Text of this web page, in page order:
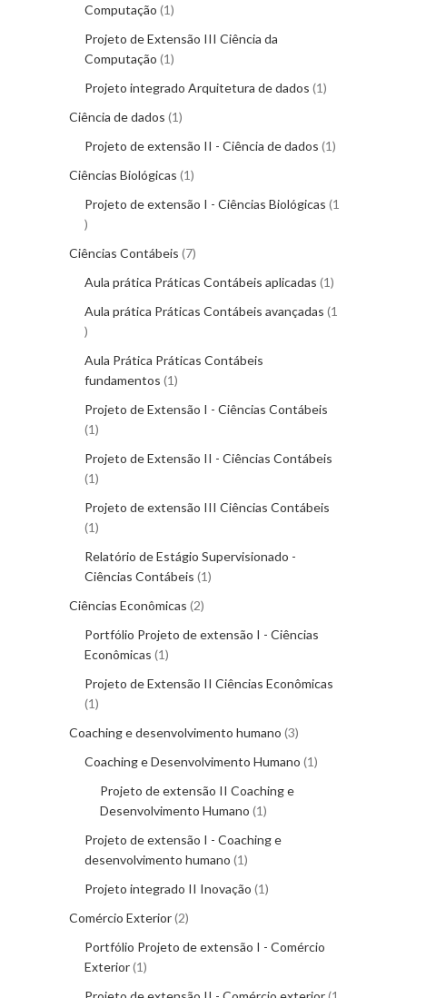
Computação 1
Projeto de Extensão III Ciência da
Computação 1
Projeto integrado Arquitetura de dados 1
Ciência de dados 1
Projeto de extensão II - Ciência de dados 1
Ciências Biológicas 1
Projeto de extensão I - Ciências Biológicas 1
Ciências Contábeis 7
Aula prática Práticas Contábeis aplicadas 1
Aula prática Práticas Contábeis avançadas 1
Aula Prática Práticas Contábeis
fundamentos 1
Projeto de Extensão I - Ciências Contábeis
1
Projeto de Extensão II - Ciências Contábeis
1
Projeto de extensão III Ciências Contábeis
1
Relatório de Estágio Supervisionado -
Ciências Contábeis 1
Ciências Econômicas 2
Portfólio Projeto de extensão I - Ciências
Econômicas 1
Projeto de Extensão II Ciências Econômicas
1
Coaching e desenvolvimento humano 3
Coaching e Desenvolvimento Humano 1
Projeto de extensão II Coaching e
Desenvolvimento Humano 1
Projeto de extensão I - Coaching e
desenvolvimento humano 1
Projeto integrado II Inovação 1
Comércio Exterior 2
Portfólio Projeto de extensão I - Comércio
Exterior 1